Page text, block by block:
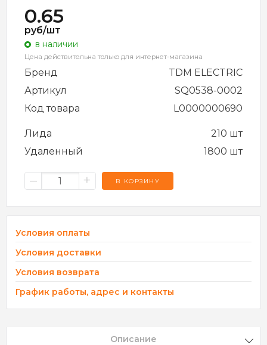
0.65
руб/шт
в наличии
Цена действительна только для интернет-магазина
Бренд
TDM ELECTRIC
Артикул
SQ0538-0002
Код товара
L0000000690
Лида
210 шт
Удаленный
1800 шт
– + В КОРЗИНУ
Условия оплаты
Условия доставки
Условия возврата
График работы, адрес и контакты
Описание